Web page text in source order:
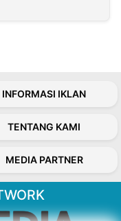
INFORMASI IKLAN
TENTANG KAMI
MEDIA PARTNER